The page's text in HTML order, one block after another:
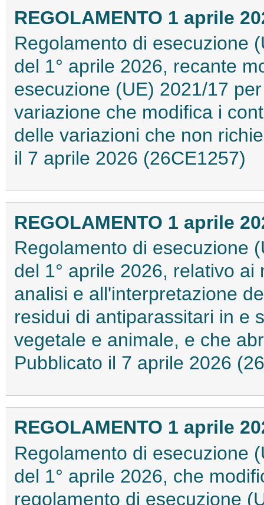
REGOLAMENTO 1 aprile
Regolamento di esecuzione
del 1° aprile 2026, recante
esecuzione (UE) 2021/17
variazione che modifica i
delle variazioni che non
il 7 aprile 2026 (26CE1257)
REGOLAMENTO 1 aprile
Regolamento di esecuzione
del 1° aprile 2026, relativo
analisi e all'interpretazione
residui di antiparassitari in e
vegetale e animale, e che
Pubblicato il 7 aprile 2026
REGOLAMENTO 1 aprile
Regolamento di esecuzione
del 1° aprile 2026, che
regolamento di esecuzione